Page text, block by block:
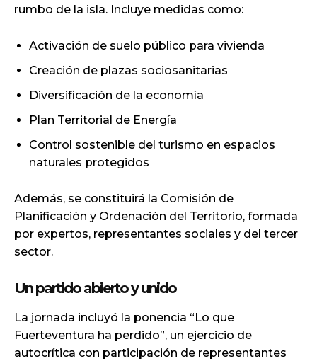
rumbo de la isla. Incluye medidas como:
Activación de suelo público para vivienda
Creación de plazas sociosanitarias
Diversificación de la economía
Plan Territorial de Energía
Control sostenible del turismo en espacios
naturales protegidos
Además, se constituirá la Comisión de
Planificación y Ordenación del Territorio, formada
por expertos, representantes sociales y del tercer
sector.
Un partido abierto y unido
La jornada incluyó la ponencia “Lo que
Fuerteventura ha perdido”, un ejercicio de
autocrítica con participación de representantes